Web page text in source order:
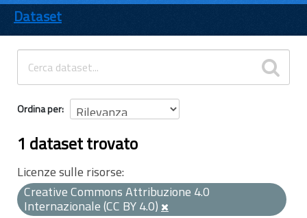
ENTI
TEMI
INFORMAZIONI
Dataset
Ordina per
1 dataset trovato
Licenze sulle risorse:
Creative Commons Attribuzione 4.0
Internazionale (CC BY 4.0)